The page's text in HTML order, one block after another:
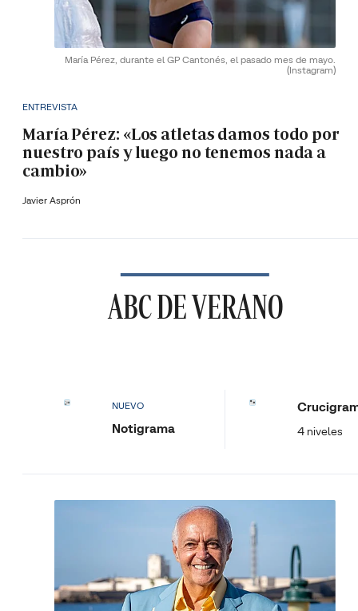
María Pérez, durante el GP Cantonés, el pasado mes de mayo.
(Instagram)
ENTREVISTA
María Pérez: «Los atletas damos todo por
nuestro país y luego no tenemos nada a
cambio»
Javier Asprón
ABC DE VERANO
NUEVO
Notigrama 4 niveles